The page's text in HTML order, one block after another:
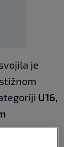
je
U16,